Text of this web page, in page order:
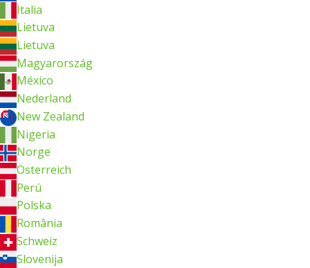
Italia
Lietuva
Lietuva
Magyarország
México
Nederland
New Zealand
Nigeria
Norge
Österreich
Perú
Polska
România
Schweiz
Slovenija